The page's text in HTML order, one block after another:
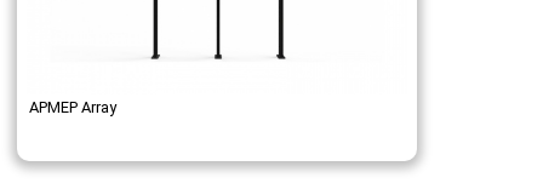
АРМЕР Array